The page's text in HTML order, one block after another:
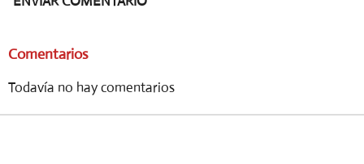
Comentarios
Todavía no hay comentarios